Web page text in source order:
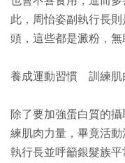
此，周怡姿副執行長
頭，這些都是澱粉，無
養成運動習慣 訓練肌
除了要加強蛋白質的
練肌肉力量，畢竟活
執行長並呼籲銀髮族